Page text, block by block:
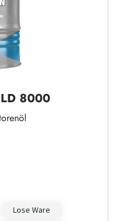
8000
Lose Ware